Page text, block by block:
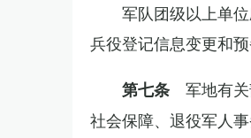
军队团级以上单
兵役登记信息变更和预
第七条 军地有
社会保障、退役军人